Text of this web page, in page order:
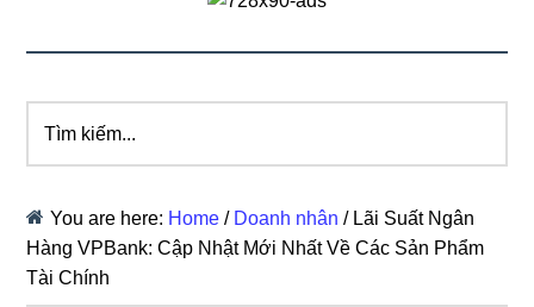
kiếm...
You are here: Home / Doanh nhân /Lãi Suất Ngân
Hàng VPBank: Cập Nhật Mới Nhất Về Các Sản Phẩm
Tài Chính